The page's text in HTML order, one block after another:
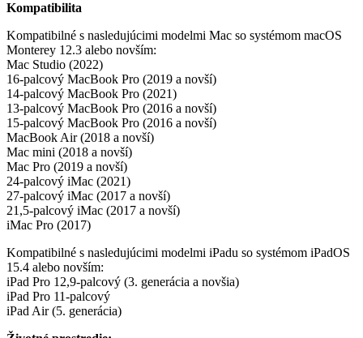
Kompatibilita
Kompatibilné s nasledujúcimi modelmi Mac so systémom macOS
Monterey 12.3 alebo novším:
Mac Studio (2022)
16-palcový MacBook Pro (2019 a novší)
14-palcový MacBook Pro (2021)
13-palcový MacBook Pro (2016 a novší)
15-palcový MacBook Pro (2016 a novší)
MacBook Air (2018 a novší)
Mac mini (2018 a novší)
Mac Pro (2019 a novší)
24-palcový iMac (2021)
27-palcový iMac (2017 a novší)
21,5-palcový iMac (2017 a novší)
iMac Pro (2017)
Kompatibilné s nasledujúcimi modelmi iPadu so systémom iPadOS
15.4 alebo novším:
iPad Pro 12,9-palcový (3. generácia a novšia)
iPad Pro 11-palcový
iPad Air (5. generácia)